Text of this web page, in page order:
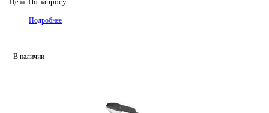
Цена:
Подробнее
В наличии